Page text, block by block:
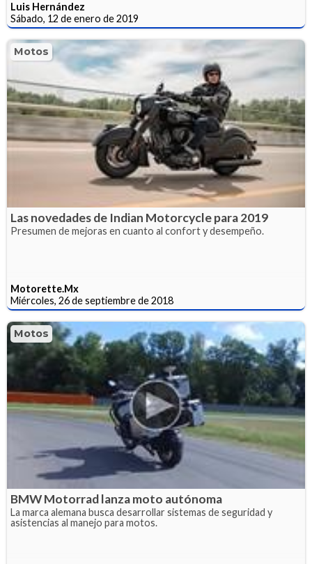
Luis Hernández
Sábado, 12 de enero de 2019
Motos
Las novedades de Indian Motorcycle para 2019
Presumen de mejoras en cuanto al confort y desempeño.
Motorette.Mx
Miércoles, 26 de septiembre de 2018
Motos
BMW Motorrad lanza moto autónoma
La marca alemana busca desarrollar sistemas de seguridad y
asistencias al manejo para motos.